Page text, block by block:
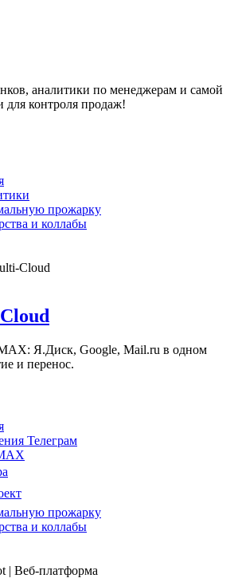
аналитики по менеджерам и самой
контроля продаж!
прожарку
и коллабы
Я.Диск, Google, Mail.ru в одном
и перенос.
Телеграм
прожарку
и коллабы